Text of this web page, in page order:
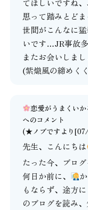
てほしいですね
思って踏みとど
世間がこんなに
いです…JR事故多
またお会いしま
(紫熾風の締めく
恋愛がうまくい
へのコメント
(★ノブですより
先生、こんにちは
たった今、ブロ
何日か前に、
もならず、途方
のブログを読み、